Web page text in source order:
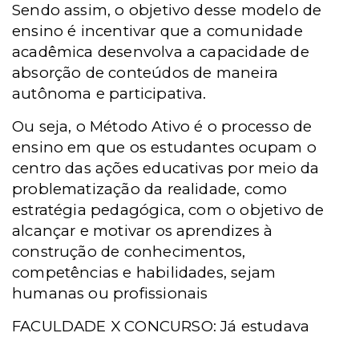
Sendo assim, o objetivo desse modelo de
ensino é incentivar que a comunidade
acadêmica desenvolva a capacidade de
absorção de conteúdos de maneira
autônoma e participativa.
Ou seja, o Método Ativo é o processo de
ensino em que os estudantes ocupam o
centro das ações educativas por meio da
problematização da realidade, como
estratégia pedagógica, com o objetivo de
alcançar e motivar os aprendizes à
construção de conhecimentos,
competências e habilidades, sejam
humanas ou profissionais
FACULDADE X CONCURSO: Já estudava